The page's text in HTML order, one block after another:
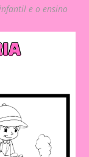
e o ensino